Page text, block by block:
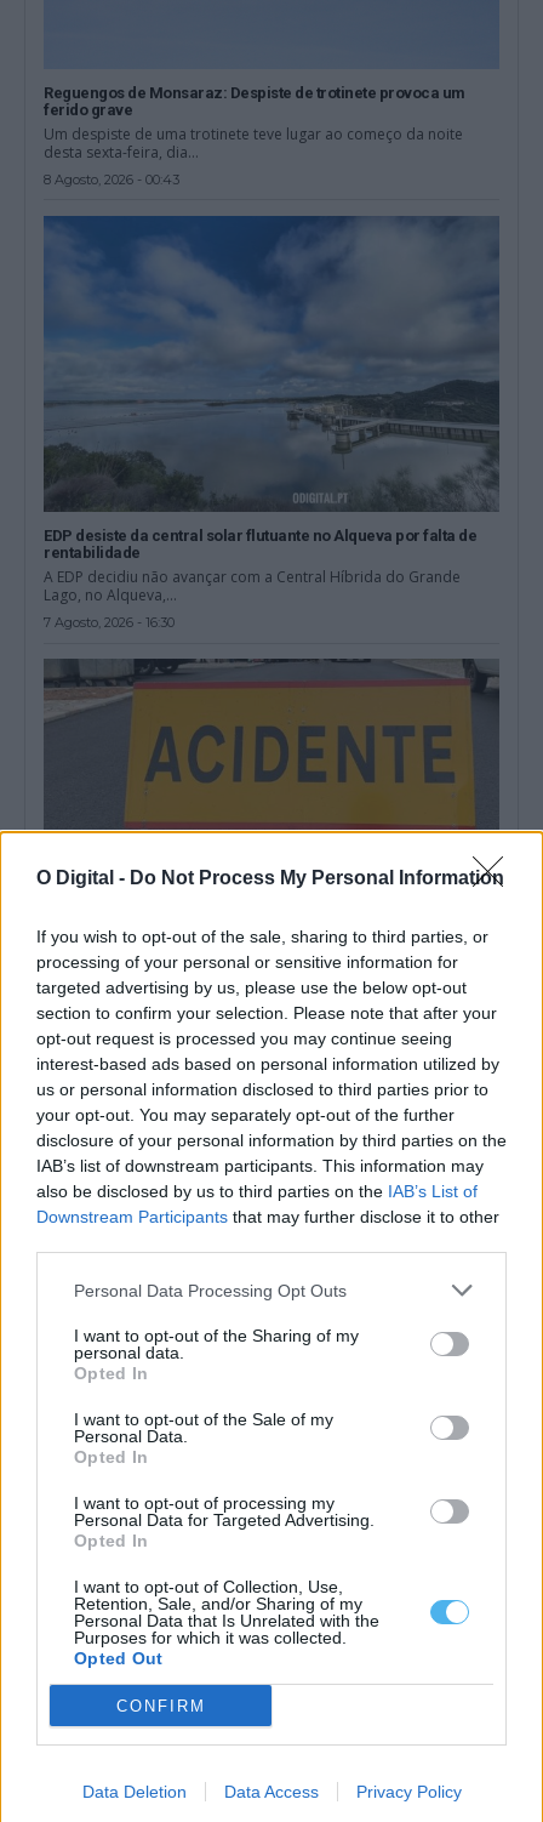
O Digital - Do Not Process My Personal Information
If you wish to opt-out of the sale, sharing to third parties, or
processing of your personal or sensitive information for
targeted advertising by us, please use the below opt-out
section to confirm your selection. Please note that after your
opt-out request is processed you may continue seeing
interest-based ads based on personal information utilized by
us or personal information disclosed to third parties prior to
your opt-out. You may separately opt-out of the further
disclosure of your personal information by third parties on the
IAB’s list of downstream participants. This information may
also be disclosed by us to third parties on the IAB’s List of
Downstream Participants that may further disclose it to other
Personal Data Processing Opt Outs
I want to opt-out of the Sharing of my
personal data.
Opted In
I want to opt-out of the Sale of my
Personal Data.
Opted In
I want to opt-out of processing my
Personal Data for Targeted Advertising.
Opted In
I want to opt-out of Collection, Use,
Retention, Sale, and/or Sharing of my
Personal Data that Is Unrelated with the
Purposes for which it was collected.
Opted Out
CONFIRM
Data Deletion Data Access Privacy Policy
Reguengos de Monsaraz: Despiste de trotinete provoca um
ferido grave
Um despiste de uma trotinete teve lugar ao começo da noite
desta sexta-feira, dia...
8 Agosto, 2026 - 00:43
EDP desiste da central solar flutuante no Alqueva por falta de
rentabilidade
A EDP decidiu não avançar com a Central Híbrida do Grande
Lago, no Alqueva,...
7 Agosto, 2026 - 16:30
Aljustrel: Despiste perto de Jungeiros provoca dois feridos, um
deles grave
Um despiste de um ligeiro de passageiros teve lugar esta tarde,
na Estrada Municipal...
6 Agosto, 2026 - 17:13
Poeiras do Saara poderão chegar a Portugal esta sexta-feira e
podem provocar chuva de lama no sábado
Uma faixa de poeiras provenientes do Saara deverá alcançar
6 Agosto, 2026 - 15:15